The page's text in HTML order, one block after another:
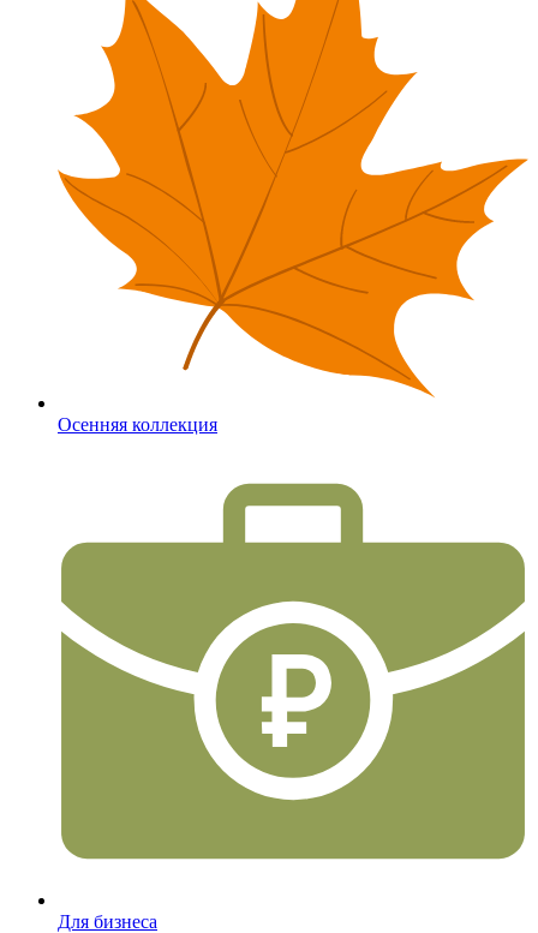
Осенняя коллекция
Для бизнеса